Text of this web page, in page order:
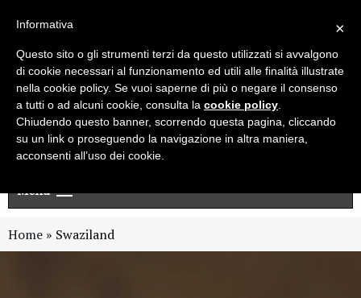
Newsletter
Menu
Home » Swaziland
×
Informativa
Questo sito o gli strumenti terzi da questo utilizzati si avvalgono
di cookie necessari al funzionamento ed utili alle finalità illustrate
nella cookie policy. Se vuoi saperne di più o negare il consenso
a tutti o ad alcuni cookie, consulta la cookie policy
Chiudendo questo banner, scorrendo questa pagina, cliccando
su un link o proseguendo la navigazione in altra maniera,
acconsenti all’uso dei cookie.